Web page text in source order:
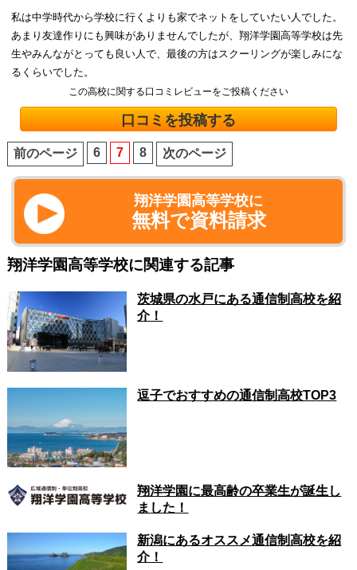
私は中学時代から学校に行くよりも家でネットをしていたい人でした。
あまり友達作りにも興味がありませんでしたが、翔洋学園高等学校は先
生やみんながとっても良い人で、最後の方はスクーリングが楽しみにな
るくらいでした。
この高校に関する口コミレビューをご投稿ください
口コミを投稿する
前のページ 6 7 8 次のページ
翔洋学園高等学校に
無料で資料請求
翔洋学園高等学校に関連する記事
茨城県の水戸にある通信制高校を紹
介！
逗子でおすすめの通信制高校TOP3
翔洋学園に最高齢の卒業生が誕生し
ました！
新潟にあるオススメ通信制高校を紹
介！